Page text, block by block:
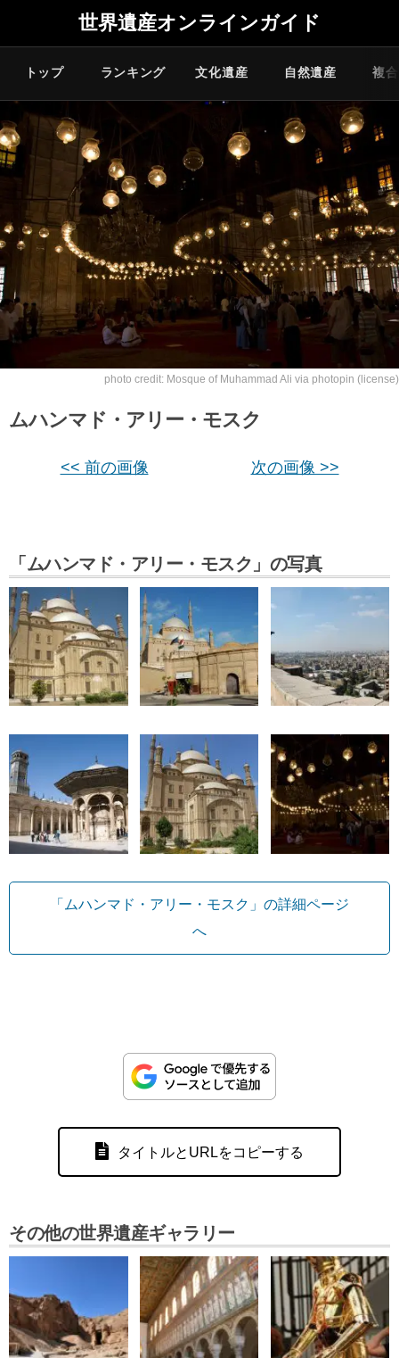
世界遺産オンラインガイド
トップ ランキング 文化遺産 自然遺産 複
photo credit: Mosque of Muhammad Ali via photopin (license)
ムハンマド・アリー・モスク
<< 前の画像 次の画像 >>
「ムハンマド・アリー・モスク」の写真
「ムハンマド・アリー・モスク」の詳細ページ
へ
タイトルとURLをコピーする
その他の世界遺産ギャラリー